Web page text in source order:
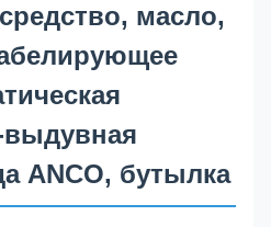
масло,
выдувная
ANCO, бутылка